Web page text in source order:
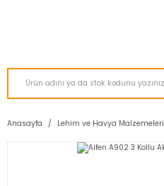
Anasayfa Lehim ve Havya Malzemeleri